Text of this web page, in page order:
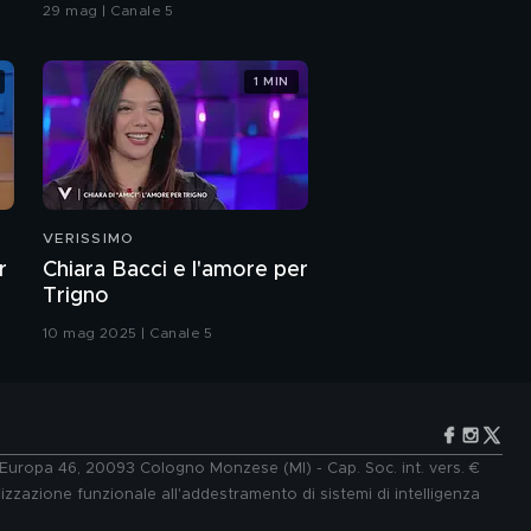
Franci canta "E invece
no"
Dario canta "Una terra
promessa"
Cristina cantano
"Raccontami"
29 mag | Canale 5
VERISSIMO
Chiara Bacci e l'amore per
Trigno
10 mag 2025 | Canale 5
1 MIN
46, 20093 Cologno Monzese (MI) - Cap. Soc. int. vers. €
funzionale all'addestramento di sistemi di intelligenza